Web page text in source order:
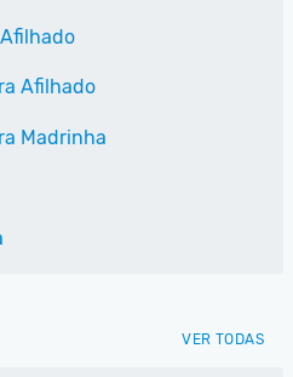
Afilhado
Madrinha
VER TODAS